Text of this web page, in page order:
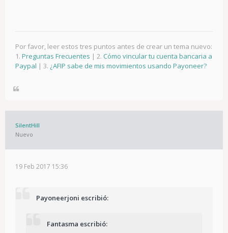
Por favor, leer estos tres puntos antes de crear un tema nuevo:
1. Preguntas Frecuentes | 2. Cómo vincular tu cuenta bancaria a
Paypal | 3. ¿AFIP sabe de mis movimientos usando Payoneer?
SilentHill
Nuevo
19 Feb 2017 15:36
Payoneerjoni escribió:
Fantasma escribió: